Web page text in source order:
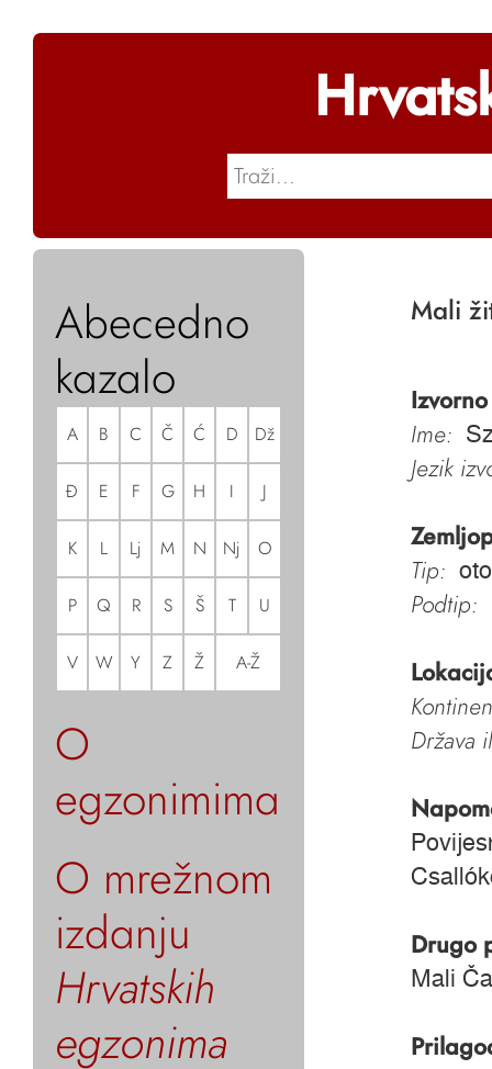
Abecedno
kazalo
A B C Č Ć D Dž
Đ E F G H I J
K L Lj M N Nj O
P Q R S Š T U
V W Y Z Ž A-Ž
O
egzonimima
O mrežnom
izdanju
Hrvatskih
egzonima
Mali
Ime:
Jezik
Tip:
Podtip:
Država
Drugo
Mali